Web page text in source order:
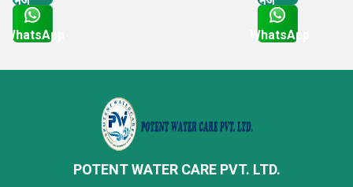
WhatsApp WhatsApp
POTENT WATER CARE PVT. LTD.